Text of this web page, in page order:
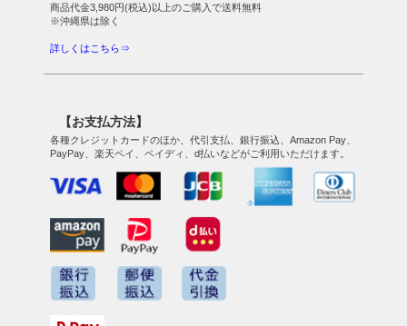
商品代金3,980円(税込)以上のご購入で送料無料
※沖縄県は除く
詳しくはこちら⇒
【お支払方法】
各種クレジットカードのほか、代引支払、銀行振込、Amazon Pay、
PayPay、楽天ペイ、ペイディ、d払いなどがご利用いただけます。